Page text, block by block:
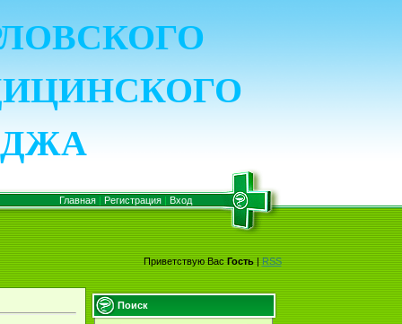
Главная| Регистрация| Вход
Приветствую Вас Гость|RSS
Поиск